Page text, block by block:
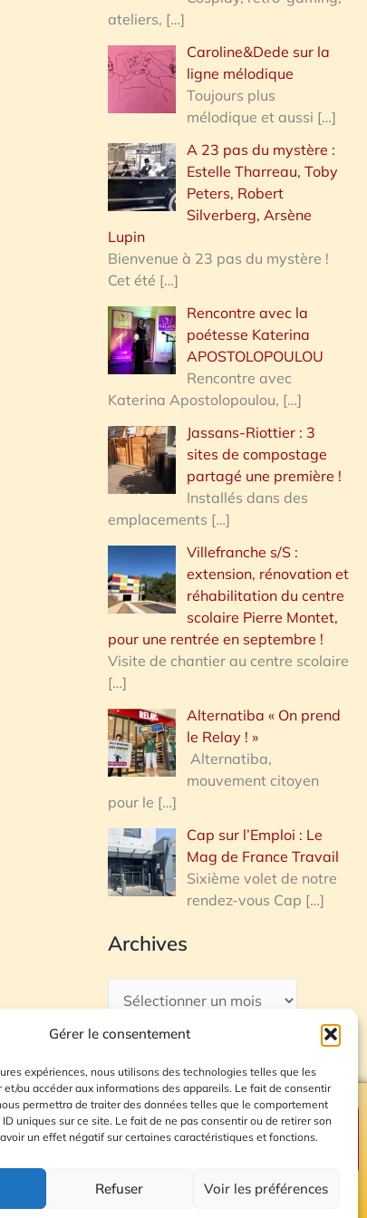
Gérer le consentement
expériences, nous utilisons des technologies telles que les
et/ou accéder aux informations des appareils. Le fait de consentir
permettra de traiter des données telles que le comportement
uniques sur ce site. Le fait de ne pas consentir ou de retirer son
un effet négatif sur certaines caractéristiques et fonctions.
Refuser Voir les préférences
ateliers, […]
Caroline&Dede sur la
ligne mélodique
Toujours plus
mélodique et aussi […]
A 23 pas du mystère :
Estelle Tharreau, Toby
Peters, Robert
Silverberg, Arsène
Lupin
Bienvenue à 23 pas du mystère !
Cet été […]
Rencontre avec la
poétesse Katerina
APOSTOLOPOULOU
Rencontre avec
Katerina Apostolopoulou, […]
Jassans-Riottier : 3
sites de compostage
partagé une première !
Installés dans des
emplacements […]
Villefranche s/S :
extension, rénovation et
réhabilitation du centre
scolaire Pierre Montet,
pour une rentrée en septembre !
Visite de chantier au centre scolaire
[…]
Alternatiba « On prend
le Relay ! »
Alternatiba,
mouvement citoyen
pour le […]
Cap sur l’Emploi : Le
Mag de France Travail
Sixième volet de notre
rendez-vous Cap […]
Archives
site